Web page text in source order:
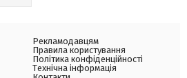
Рекламодавцям
Правила користування
Політика конфіденційності
Технічна інформація